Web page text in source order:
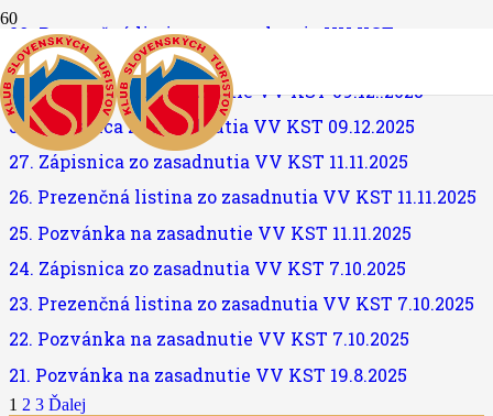
29. Prezenčná listina zo zasadnutia VV KST
09.12.2025
28. Pozvánka na zasadnutie VV KST 09.12..2025
30. Zápisnica zo zasadnutia VV KST 09.12.2025
27. Zápisnica zo zasadnutia VV KST 11.11.2025
26. Prezenčná listina zo zasadnutia VV KST 11.11.2025
25. Pozvánka na zasadnutie VV KST 11.11.2025
24. Zápisnica zo zasadnutia VV KST 7.10.2025
23. Prezenčná listina zo zasadnutia VV KST 7.10.2025
22. Pozvánka na zasadnutie VV KST 7.10.2025
21. Pozvánka na zasadnutie VV KST 19.8.2025
1 2 3 Ďalej